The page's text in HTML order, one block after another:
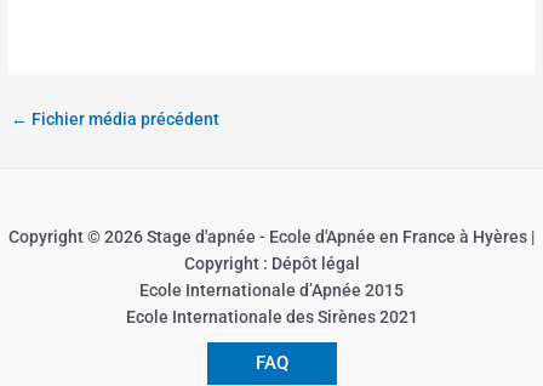
← Fichier média précédent
Copyright © 2026 Stage d'apnée - Ecole d'Apnée en France à Hyères |
Copyright : Dépôt légal
Ecole Internationale d’Apnée 2015
Ecole Internationale des Sirènes 2021
FAQ